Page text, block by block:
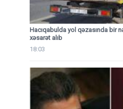
Hacıqabulda yol qəzasında bir
xəsarət alıb
18:03